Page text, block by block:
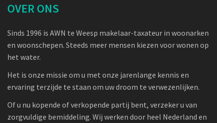
OVER ONS
Sinds 1996 is AWN te Weesp makelaar-taxateur in woonarken
en woonschepen. Steeds meer mensen kiezen voor wonen op
het water.
Het is onze missie om u met onze jarenlange kennis en
ervaring terzijde te staan om uw droom te verwezenlijken.
Of u nu kopende of verkopende partij bent, verzeker u van
zorgvuldige bemiddeling. Wij werken door heel Nederland en